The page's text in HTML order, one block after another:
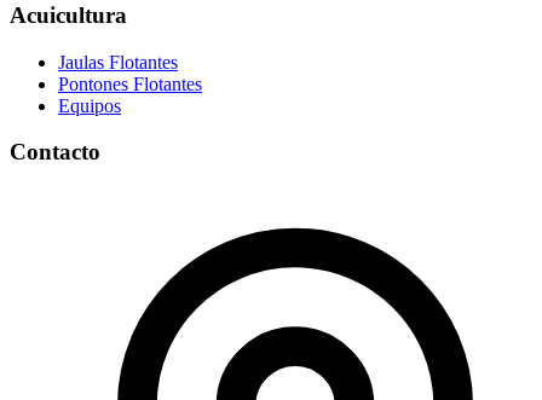
Acuicultura
Jaulas Flotantes
Pontones Flotantes
Equipos
Contacto